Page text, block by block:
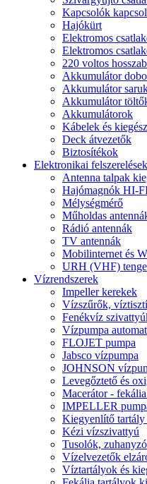
Kapcsolók
Hajókürt
Elektromos
Elektromos
220 voltos
Akkumulátor
Akkumulátor
Akkumulátor
Akkumulátorok
Kábelek és
Deck átvezetők
Biztosítékok
Elektronikai felszerelések
Antenna talpak
Hajómagnók HI-
Mélységmérő
Műholdas
Rádió antennák
TV antennák
Mobilinternet és
URH (VHF)
Vízrendszerek
Impeller kerekek
Vízszűrők,
Fenékvíz
Vízpumpa
FLOJET pumpa
Jabsco vízpumpa
JOHNSON
Levegőztető és
Macerátor -
IMPELLER
Kiegyenlítő tartály
Kézi vízszivattyú
Tusolók,
Vízelvezetők
Víztartályok és